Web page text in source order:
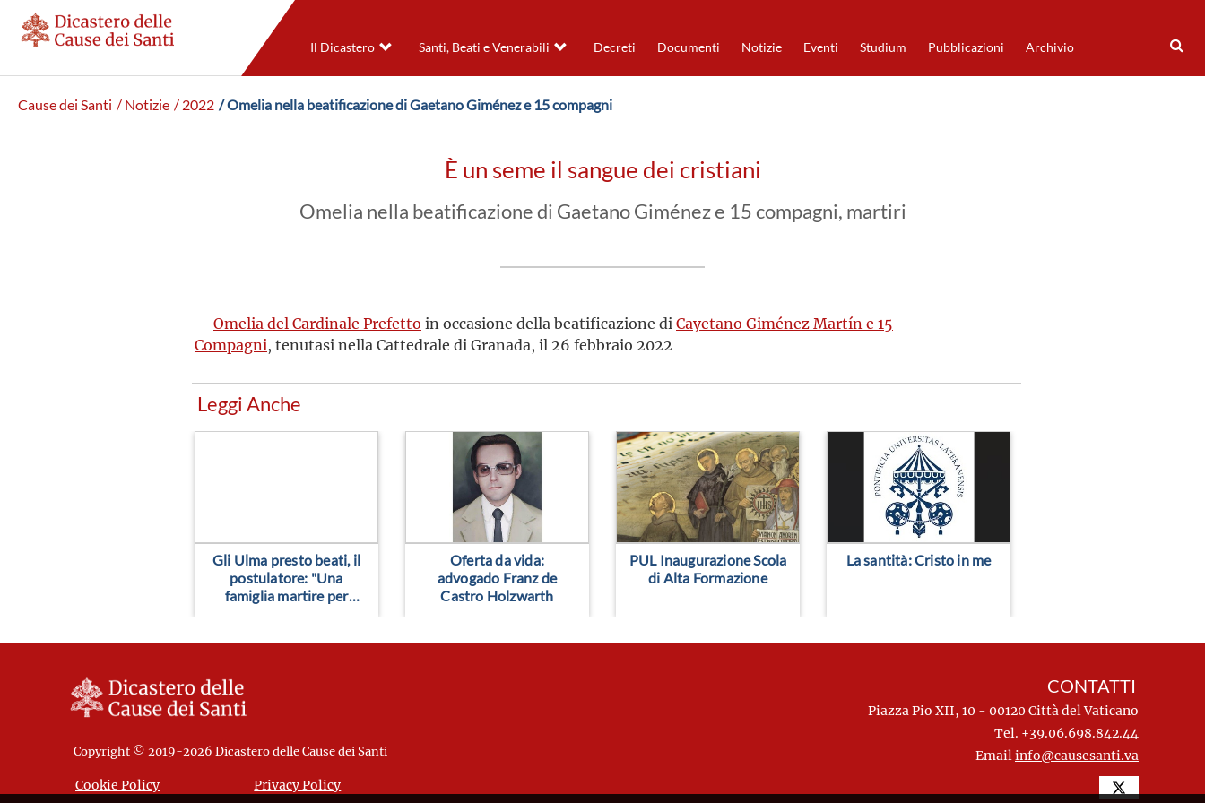
Il Dicastero Santi, Beati e Venerabili Decreti Documenti Notizie Eventi Studium Pubblicazioni Archivio
Cause dei Santi / Notizie / 2022 / Omelia nella beatificazione di Gaetano Giménez e 15 compagni
È un seme il sangue dei cristiani
Omelia nella beatificazione di Gaetano Giménez e 15 compagni, martiri
Omelia del Cardinale Prefetto in occasione della beatificazione di Cayetano Giménez Martín e 15
Compagni, tenutasi nella Cattedrale di Granada, il 26 febbraio 2022
Leggi Anche
Gli Ulma presto beati, il
postulatore: "Una
famiglia martire per
> Leggi altro
Oferta da vida:
advogado Franz de
Castro Holzwarth
> Leggi altro
PUL Inaugurazione Scola
di Alta Formazione
> Leggi altro
La santità: Cristo in me
Copyright © 2019-2026 Dicastero delle Cause dei Santi
Cookie Policy Privacy Policy
CONTATTI
Piazza Pio XII, 10 - 00120 Città del Vaticano
Tel. +39.06.698.842.44
Email info@causesanti.va